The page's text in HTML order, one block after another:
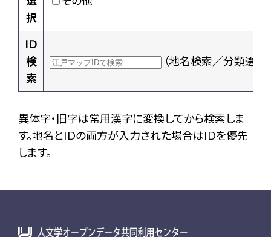
択
ID
検
索
（地名検索／分類選択
異体字・旧字は常用漢字に変換してから検索しま
す。地名とIDの両方が入力された場合はIDを優先
します。